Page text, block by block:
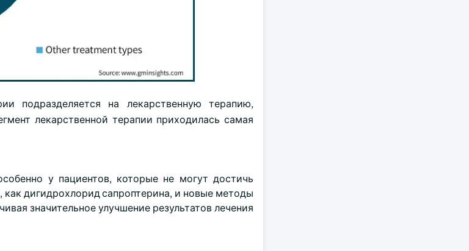
подразделяется на лекарственную терапию,
лекарственной терапии приходилась самая
у пациентов, которые не могут достичь
дигидрохлорид сапроптерина, и новые методы
значительное улучшение результатов лечения